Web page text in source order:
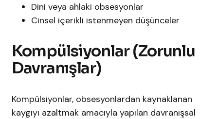
Dini veya ahlaki obsesyonlar
Cinsel içerikli istenmeyen düşünceler
Kompülsiyonlar (Zorunlu
Davranışlar)
Kompülsiyonlar, obsesyonlardan kaynaklanan
kaygıyı azaltmak amacıyla yapılan davranışsal